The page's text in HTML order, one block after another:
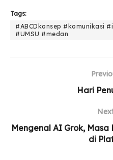
Tags:
#ABCDkonsep #komunikasi
#UMSU #medan
Hari
Mengenal AI Grok,
di